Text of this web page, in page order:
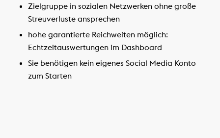
Zielgruppe in sozialen Netzwerken ohne große
Streuverluste ansprechen
hohe garantierte Reichweiten möglich:
Echtzeitauswertungen im Dashboard
Sie benötigen kein eigenes Social Media Konto
zum Starten